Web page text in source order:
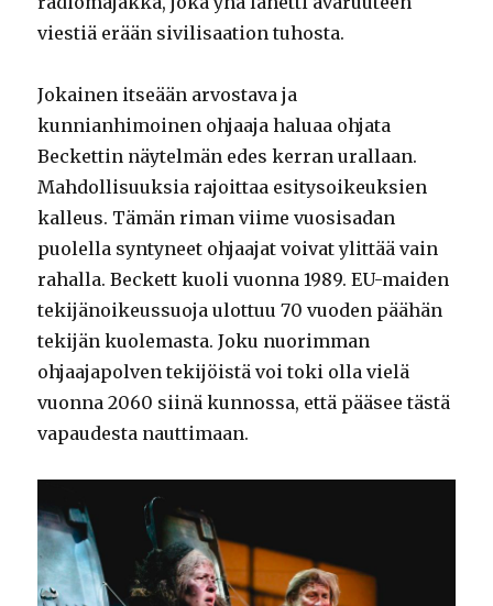
viestiä erään sivilisaation tuhosta.
Jokainen itseään arvostava ja
kunnianhimoinen ohjaaja haluaa ohjata
Beckettin näytelmän edes kerran urallaan.
Mahdollisuuksia rajoittaa esitysoikeuksien
kalleus. Tämän riman viime vuosisadan
puolella syntyneet ohjaajat voivat ylittää vain
rahalla. Beckett kuoli vuonna 1989. EU-maiden
tekijänoikeussuoja ulottuu 70 vuoden päähän
tekijän kuolemasta. Joku nuorimman
ohjaajapolven tekijöistä voi toki olla vielä
vuonna 2060 siinä kunnossa, että pääsee tästä
vapaudesta nauttimaan.